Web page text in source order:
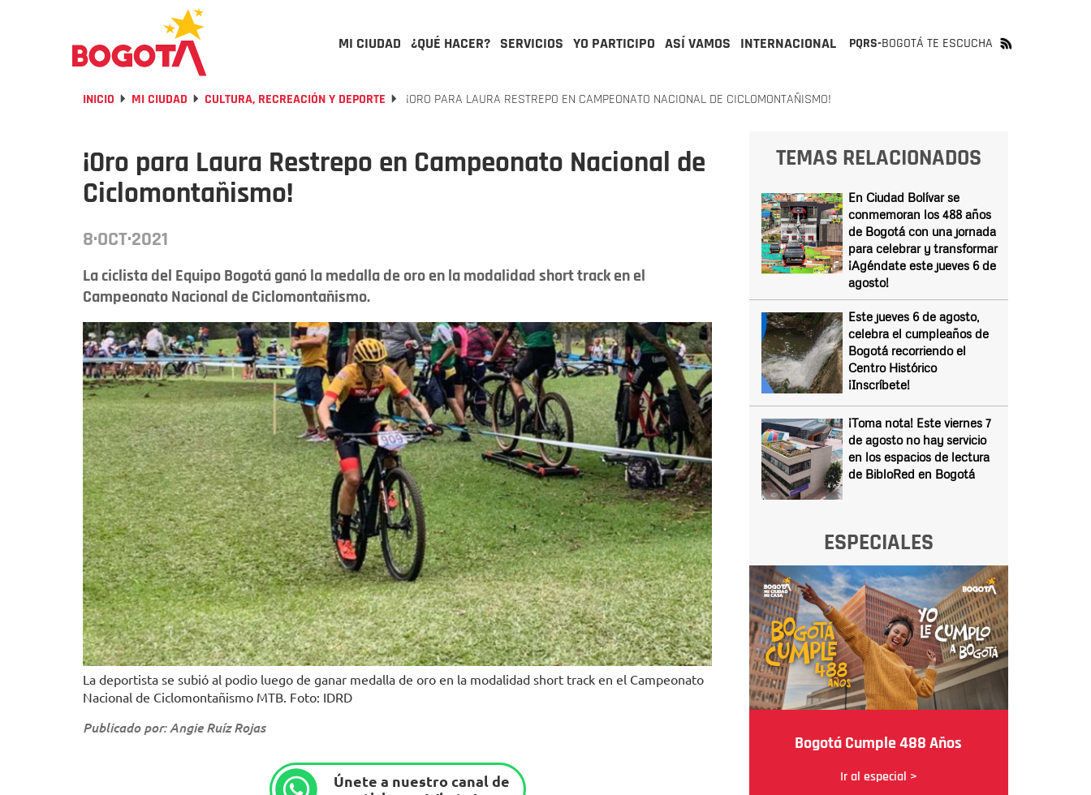
MI CIUDAD ¿QUÉ HACER? SERVICIOS YO PARTICIPO ASÍ VAMOS INTERNACIONAL PQRS-BOGOTÁ TE ESCUCHA
INICIO MI CIUDAD CULTURA, RECREACIÓN Y DEPORTE ¡ORO PARA LAURA RESTREPO EN CAMPEONATO NACIONAL DE CICLOMONTAÑISMO!
¡Oro para Laura Restrepo en Campeonato Nacional de
Ciclomontañismo!
8·OCT·2021
La ciclista del Equipo Bogotá ganó la medalla de oro en la modalidad short track en el
Campeonato Nacional de Ciclomontañismo.
La deportista se subió al podio luego de ganar medalla de oro en la modalidad short track en el Campeonato
Nacional de Ciclomontañismo MTB. Foto: IDRD
Publicado por: Angie Ruíz Rojas
Únete a nuestro canal de
TEMAS RELACIONADOS
En Ciudad Bolívar se
conmemoran los 488 años
de Bogotá con una jornada
para celebrar y transformar
¡Agéndate este jueves 6 de
agosto!
Este jueves 6 de agosto,
celebra el cumpleaños de
Bogotá recorriendo el
Centro Histórico
¡Inscríbete!
¡Toma nota! Este viernes 7
de agosto no hay servicio
en los espacios de lectura
de BibloRed en Bogotá
ESPECIALES
Bogotá Cumple 488 Años
Ir al especial >